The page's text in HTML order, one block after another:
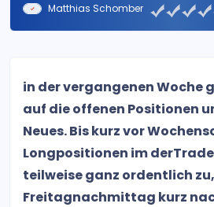
Matthias Schomber
in der vergangenen Woche
auf die offenen Positionen
Neues. Bis kurz vor
Longpositionen im
teilweise ganz ordentlich
Freitagnachmittag kurz